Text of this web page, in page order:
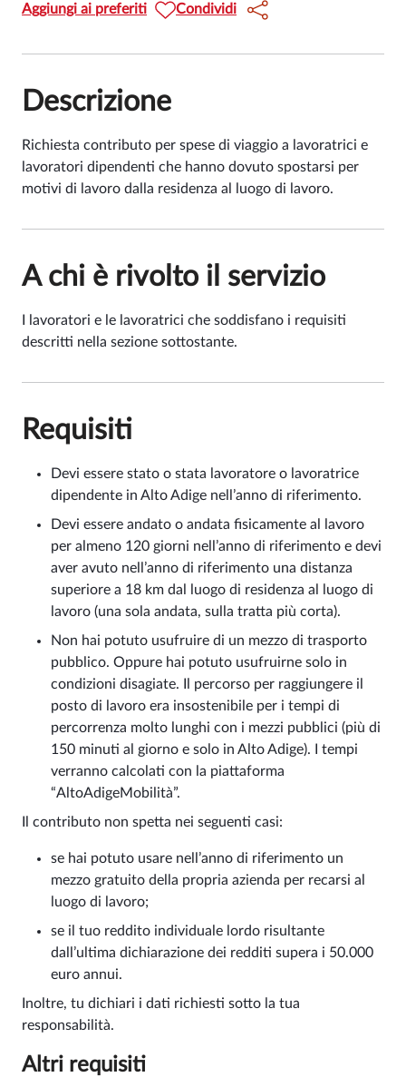
Aggiungi ai preferiti Condividi
Descrizione
Richiesta contributo per spese di viaggio a lavoratrici e
lavoratori dipendenti che hanno dovuto spostarsi per
motivi di lavoro dalla residenza al luogo di lavoro.
A chi è rivolto il servizio
I lavoratori e le lavoratrici che soddisfano i requisiti
descritti nella sezione sottostante.
Requisiti
Devi essere stato o stata lavoratore o lavoratrice
dipendente in Alto Adige nell’anno di riferimento.
Devi essere andato o andata fisicamente al lavoro
per almeno 120 giorni nell’anno di riferimento e devi
aver avuto nell’anno di riferimento una distanza
superiore a 18 km dal luogo di residenza al luogo di
lavoro (una sola andata, sulla tratta più corta).
Non hai potuto usufruire di un mezzo di trasporto
pubblico. Oppure hai potuto usufruirne solo in
condizioni disagiate. Il percorso per raggiungere il
posto di lavoro era insostenibile per i tempi di
percorrenza molto lunghi con i mezzi pubblici (più di
150 minuti al giorno e solo in Alto Adige). I tempi
verranno calcolati con la piattaforma
“AltoAdigeMobilità”.
Il contributo non spetta nei seguenti casi:
se hai potuto usare nell’anno di riferimento un
mezzo gratuito della propria azienda per recarsi al
luogo di lavoro;
se il tuo reddito individuale lordo risultante
dall’ultima dichiarazione dei redditi supera i 50.000
euro annui.
Inoltre, tu dichiari i dati richiesti sotto la tua
responsabilità.
Altri requisiti